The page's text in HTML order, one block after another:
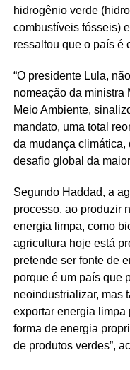
hidrogênio verde
combustíveis fósseis)
ressaltou que o país é
“O presidente Lula,
nomeação da ministra
Meio Ambiente,
mandato, uma total
da mudança climática,
desafio global da
Segundo Haddad, a
processo, ao produzir
energia limpa, como
agricultura hoje está
pretende ser fonte de
porque é um país que
neoindustrializar, mas
exportar energia limpa
forma de energia
de produtos verdes”,